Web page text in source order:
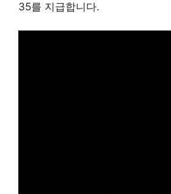
35를 지급합니다.